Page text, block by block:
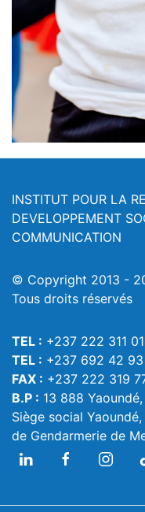
INSTITUT POUR LA
DEVELOPPEMENT
COMMUNICATION
© Copyright 2013 -
Tous droits réservés
TEL : +237 222 311
TEL : +237 692 42
FAX : +237 222 319
B.P : 13 888
Siège social
de Gendarmerie de